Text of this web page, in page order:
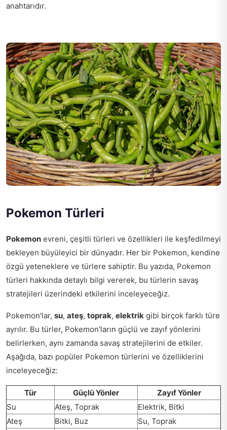
anahtarıdır.
Pokemon Türleri
Pokemon evreni, çeşitli türleri ve özellikleri ile keşfedilmeyi
bekleyen büyüleyici bir dünyadır. Her bir Pokemon, kendine
özgü yeteneklere ve türlere sahiptir. Bu yazıda, Pokemon
türleri hakkında detaylı bilgi vererek, bu türlerin savaş
stratejileri üzerindeki etkilerini inceleyeceğiz.
Pokemon'lar, su, ateş, toprak, elektrik gibi birçok farklı türe
ayrılır. Bu türler, Pokemon'ların güçlü ve zayıf yönlerini
belirlerken, aynı zamanda savaş stratejilerini de etkiler.
Aşağıda, bazı popüler Pokemon türlerini ve özelliklerini
inceleyeceğiz:
Tür Güçlü Yönler
Zayıf Yönler
Su
Ateş, Toprak
Elektrik, Bitki
Ateş
Bitki, Buz
Su, Toprak